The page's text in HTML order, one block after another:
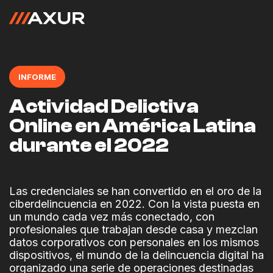
INFORME
Actividad Delictiva
Online en América Latina
durante el 2022
Las credenciales se han convertido en el oro de la
ciberdelincuencia en 2022. Con la vista puesta en
un mundo cada vez más conectado, con
profesionales que trabajan desde casa y mezclan
datos corporativos con personales en los mismos
dispositivos, el mundo de la delincuencia digital ha
organizado una serie de operaciones destinadas